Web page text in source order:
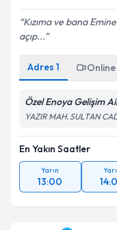
Kızıma ve bana
açıp...
Adres 1
Özel Enoya Gelişim
YAZIR MAH. SULTAN
En Yakın Saatler
Yarın
13:00